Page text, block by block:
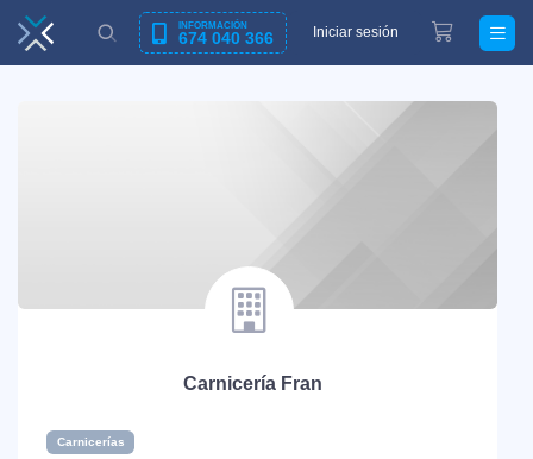
INFORMACIÓN
674 040 366 Iniciar sesión
Carnicería Fran
Carnicerías